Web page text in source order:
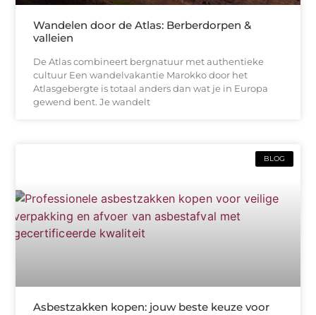
Wandelen door de Atlas: Berberdorpen &
valleien
De Atlas combineert bergnatuur met authentieke
cultuur Een wandelvakantie Marokko door het
Atlasgebergte is totaal anders dan wat je in Europa
gewend bent. Je wandelt
BLOG
Asbestzakken kopen: jouw beste keuze voor